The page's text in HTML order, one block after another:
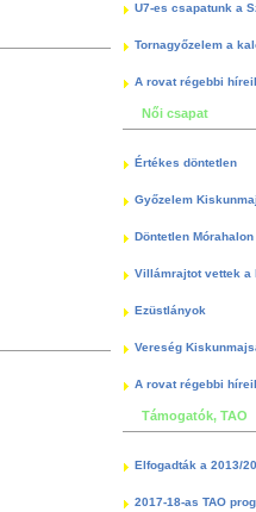
U7-es csapatunk a
Tornagyőzelem a
A rovat régebbi
Női csapat
Értékes döntetlen
Győzelem
Döntetlen
Villámrajtot vettek a
Ezüstlányok
Vereség
A rovat régebbi
Támogatók, TAO
Elfogadták a 2013/
2017-18-as TAO